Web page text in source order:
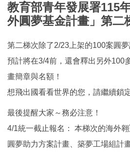
教育部青年發展署115
外圓夢基金計畫」第二
第二梯次除了2/23上架的100案圓夢
預計將在3/4前，還會釋出另外100
畫簡章與名額！
想飛出國看看世界的您，請繼續鎖
最後提醒大家～務必注意！
4/1統一截止報名： 本梯次的海外翱
圓夢助力方案計畫、築夢工場組計